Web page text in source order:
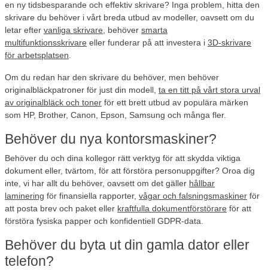
en ny tidsbesparande och effektiv skrivare? Inga problem, hitta den
skrivare du behöver i vårt breda utbud av modeller, oavsett om du
letar efter vanliga skrivare , behöver smarta
multifunktionsskrivare eller funderar på att investera i 3D-skrivare
för arbetsplatsen
Om du redan har den skrivare du behöver, men behöver
originalbläckpatroner för just din modell, ta en titt på vårt stora urval
av originalbläck och toner för ett brett utbud av populära märken
som HP, Brother, Canon, Epson, Samsung och många fler.
Behöver du nya kontorsmaskiner?
Behöver du och dina kollegor rätt verktyg för att skydda viktiga
dokument eller, tvärtom, för att förstöra personuppgifter? Oroa dig
inte, vi har allt du behöver, oavsett om det gäller hållbar
laminering för finansiella rapporter, vågar och falsningsmaskiner för
att posta brev och paket eller kraftfulla dokumentförstörare för att
förstöra fysiska papper och konfidentiell GDPR-data.
Behöver du byta ut din gamla dator eller
telefon?